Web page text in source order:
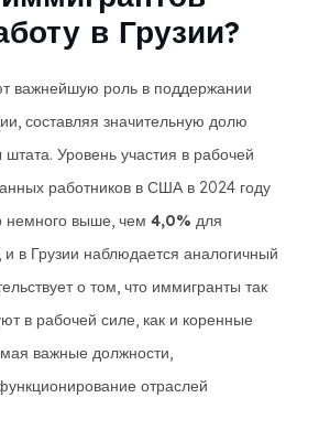
в Грузии?
важнейшую роль в поддержании
составляя значительную долю
Уровень участия в рабочей
работников в США в 2024 году
немного выше, чем 4,0% для
в Грузии наблюдается аналогичный
о том, что иммигранты так
в рабочей силе, как и коренные
важные должности,
отраслей